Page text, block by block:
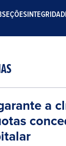
a